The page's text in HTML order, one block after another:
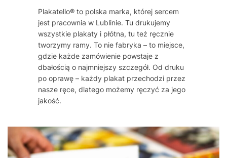
Plakatello® to polska marka, której sercem
jest pracownia w Lublinie. Tu drukujemy
wszystkie plakaty i płótna, tu też ręcznie
tworzymy ramy. To nie fabryka – to miejsce,
gdzie każde zamówienie powstaje z
dbałością o najmniejszy szczegół. Od druku
po oprawę – każdy plakat przechodzi przez
nasze ręce, dlatego możemy ręczyć za jego
jakość.